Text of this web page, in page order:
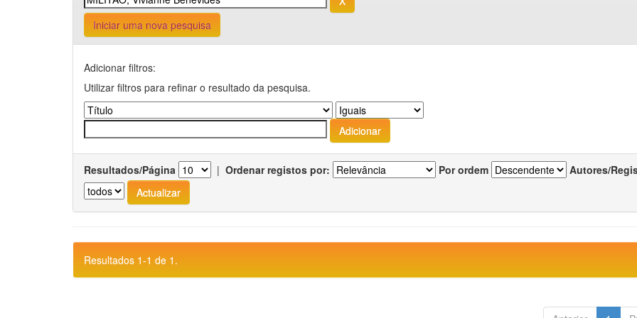
Iniciar uma nova pesquisa
Adicionar filtros:
Utilizar filtros para refinar o resultado da pesquisa.
Resultados/Página | Ordenar registos por: Por ordem Autores/
Resultados 1-1 de 1.